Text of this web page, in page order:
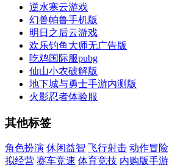
逆水寒云游戏
幻兽帕鲁手机版
明日之后云游戏
欢乐钓鱼大师无广告版
吃鸡国际服pubg
仙山小农破解版
地下城与勇士手游内测版
火影忍者体验服
其他标签
角色扮演 休闲益智 飞行射击 动作冒险
拟经营 赛车竞速 体育竞技 内购版手游